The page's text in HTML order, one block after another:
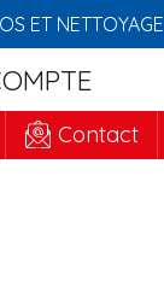
ET
Contact